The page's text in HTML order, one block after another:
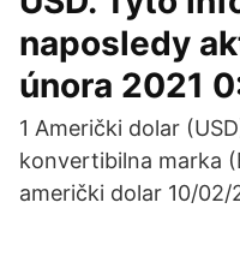
naposledy
února 2021
1 Američki dolar
konvertibilna marka
američki dolar 10/02/